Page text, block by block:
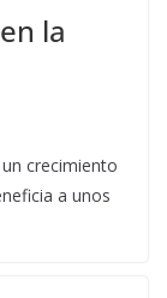
la
crecimiento
a unos